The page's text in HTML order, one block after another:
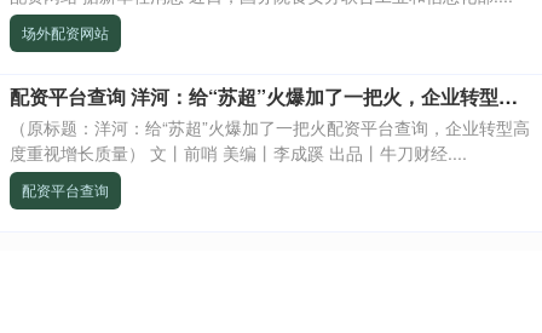
场外配资网站
配资平台查询 洋河：给“苏超”火爆加了一把火，企业转型高度重视增长质量
（原标题：洋河：给“苏超”火爆加了一把火配资平台查询，企业转型高
度重视增长质量） 文丨前哨 美编丨李成蹊 出品丨牛刀财经....
配资平台查询